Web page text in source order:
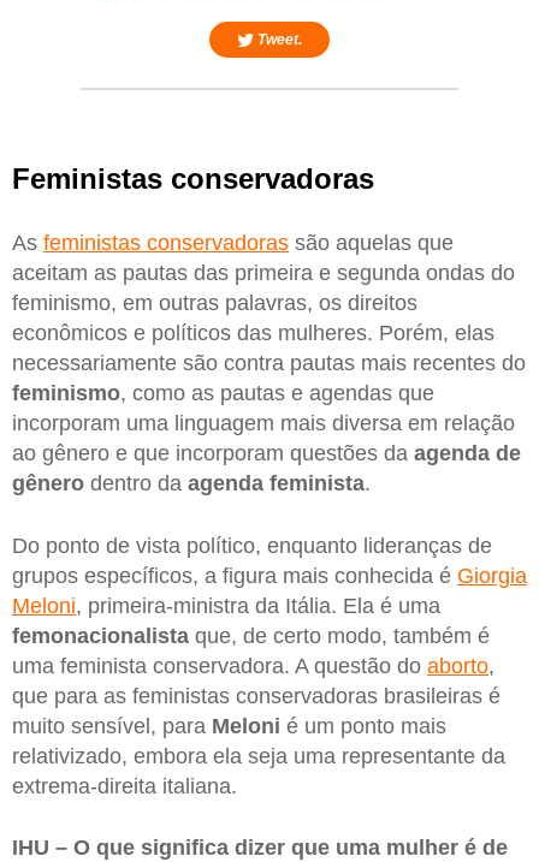
Tweet.
Feministas conservadoras
As feministas conservadoras são aquelas que
aceitam as pautas das primeira e segunda ondas do
feminismo, em outras palavras, os direitos
econômicos e políticos das mulheres. Porém, elas
necessariamente são contra pautas mais recentes do
feminismo, como as pautas e agendas que
incorporam uma linguagem mais diversa em relação
ao gênero e que incorporam questões da agenda de
gênero dentro da agenda feminista.
Do ponto de vista político, enquanto lideranças de
grupos específicos, a figura mais conhecida é Giorgia
Meloni, primeira-ministra da Itália. Ela é uma
femonacionalista que, de certo modo, também é
uma feminista conservadora. A questão do aborto,
que para as feministas conservadoras brasileiras é
muito sensível, para Meloni é um ponto mais
relativizado, embora ela seja uma representante da
extrema-direita italiana.
IHU – O que significa dizer que uma mulher é de